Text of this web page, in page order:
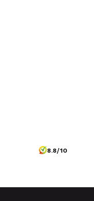
8.8/10